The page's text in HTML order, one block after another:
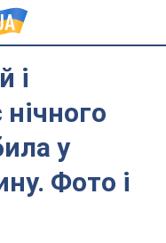
і
у
Фото і